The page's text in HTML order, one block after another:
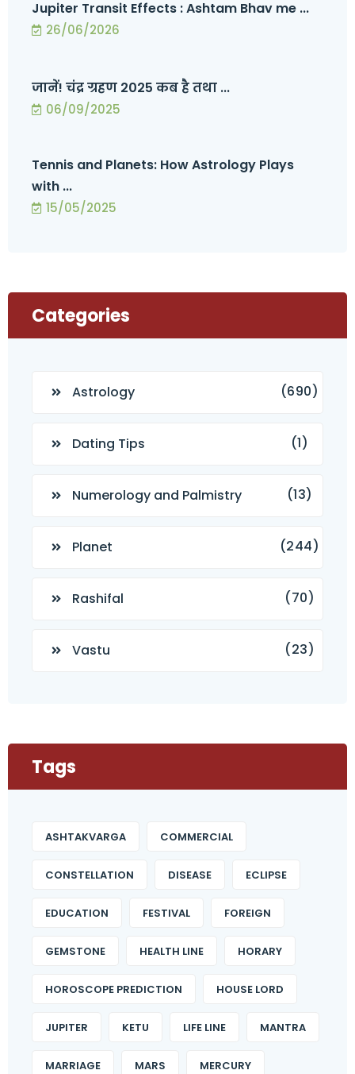
Jupiter Transit Effects : Ashtam Bhav me ...
26/06/2026
जानें! चंद्र ग्रहण 2025 कब है तथा ...
06/09/2025
Tennis and Planets: How Astrology Plays
with ...
15/05/2025
Categories
Astrology (690)
Dating Tips (1)
Numerology and Palmistry (13)
Planet (244)
Rashifal (70)
Vastu (23)
Tags
ASHTAKVARGA COMMERCIAL
CONSTELLATION DISEASE ECLIPSE
EDUCATION FESTIVAL FOREIGN
GEMSTONE HEALTH LINE HORARY
HOROSCOPE PREDICTION HOUSE LORD
JUPITER KETU LIFE LINE MANTRA
MARRIAGE MARS MERCURY